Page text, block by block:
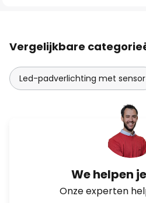
Vergelijkbare
Led-padverlichting met sensor
We helpen
Onze experten